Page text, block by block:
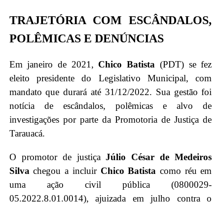
TRAJETÓRIA COM ESCÂNDALOS,
POLÊMICAS E DENÚNCIAS
Em janeiro de 2021, Chico Batista (PDT) se fez
eleito presidente do Legislativo Municipal, com
mandato que durará até 31/12/2022. Sua gestão foi
notícia de escândalos, polêmicas e alvo de
investigações por parte da Promotoria de Justiça de
Tarauacá.
O promotor de justiçaJúlio César de Medeiros
Silvachegou a incluir Chico Batista como réu em
uma ação civil pública (0800029-
05.2022.8.01.0014), ajuizada em julho contra o